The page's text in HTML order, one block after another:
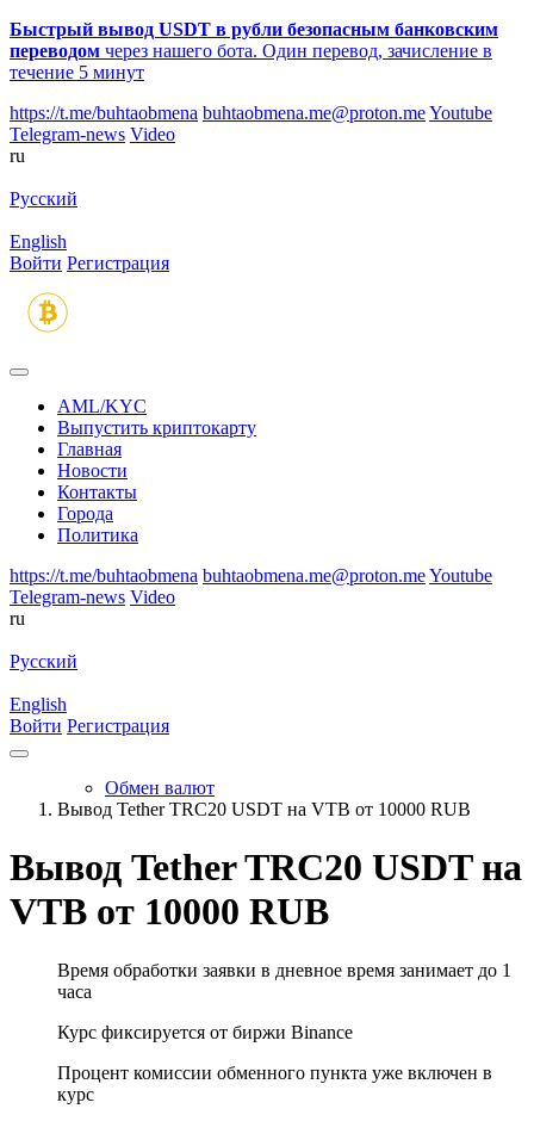
Быстрый вывод USDT в рубли безопасным банковским
переводом через нашего бота. Один перевод, зачисление в
течение 5 минут
https://t.me/buhtaobmena buhtaobmena.me@proton.meYoutube
Telegram-news Video
ru
Русский
English
Войти Регистрация
AML/KYC
Выпустить криптокарту
Главная
Новости
Контакты
Города
Политика
https://t.me/buhtaobmena buhtaobmena.me@proton.meYoutube
Telegram-news Video
ru
Русский
English
Войти Регистрация
Обмен валют
Вывод Tether TRC20 USDT на VTB от 10000 RUB
Вывод Tether TRC20 USDT на
VTB от 10000 RUB
Время обработки заявки в дневное время занимает до 1
часа
Курс фиксируется от биржи Binance
Процент комиссии обменного пункта уже включен в
курс